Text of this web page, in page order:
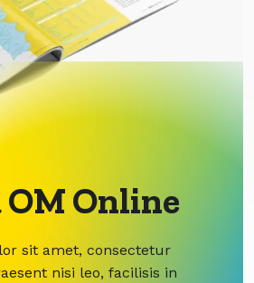
OM Online
sit amet, consectetur
nisi leo, facilisis in